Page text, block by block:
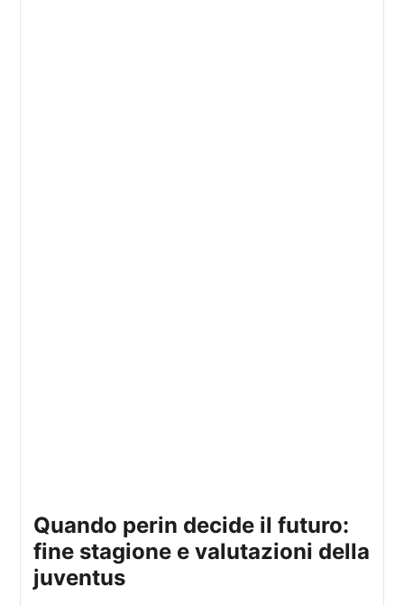
quando perin decide il futuro:
fine stagione e valutazioni della
juventus